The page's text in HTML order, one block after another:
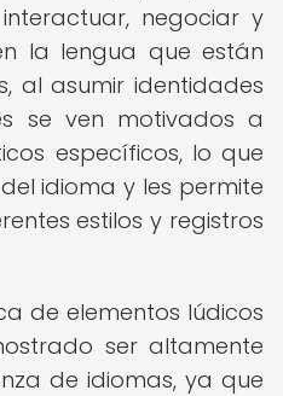
negociar y
la lengua que están
al asumir identidades
se ven motivados a
específicos, lo que
idioma y les permite
estilos y registros
de elementos lúdicos
ser altamente
de idiomas, ya que